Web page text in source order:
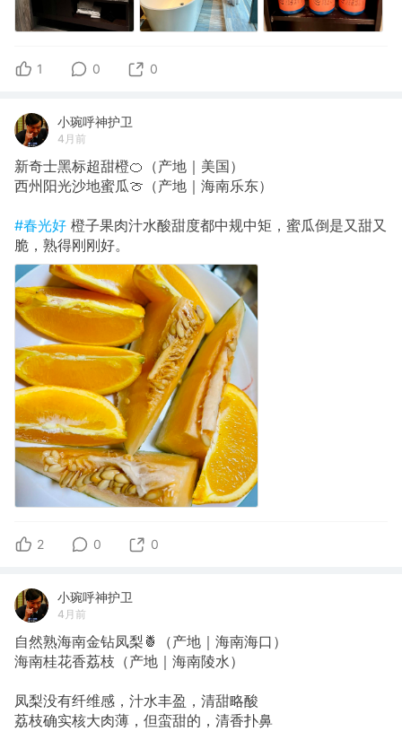
1 0 0
小琬呼神护卫
4月前
新奇士黑标超甜橙🍊（产地｜美国）
西州阳光沙地蜜瓜🍈（产地｜海南乐东）
#春光好 橙子果肉汁水酸甜度都中规中矩，蜜瓜倒是又甜又
脆，熟得刚刚好。
2 0 0
小琬呼神护卫
4月前
自然熟海南金钻凤梨🍍（产地｜海南海口）
海南桂花香荔枝（产地｜海南陵水）
凤梨没有纤维感，汁水丰盈，清甜略酸
荔枝确实核大肉薄，但蛮甜的，清香扑鼻